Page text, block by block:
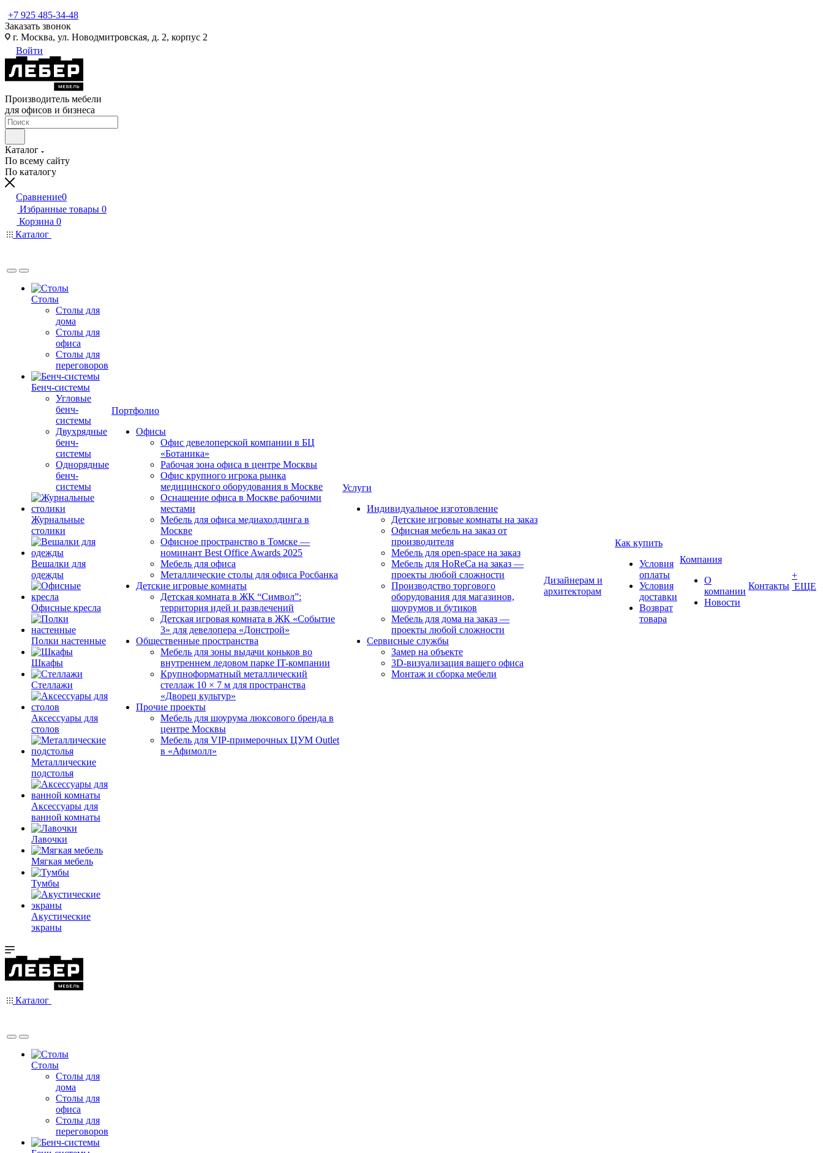
+7 925 485-34-48
Заказать звонок
г. Москва, ул. Новодмитровская, д. 2, корпус 2
Войти
Производитель мебели
для офисов и бизнеса
Каталог
По всему сайту
По каталогу
Сравнение0
Избранные товары 0
Корзина 0
Каталог
Столы
Столы для
дома
Столы для
офиса
Столы для
переговоров
Бенч-системы
Угловые
бенч-
системы
Двухрядные
бенч-
системы
Однорядные
бенч-
системы
Журнальные
столики
Вешалки для
одежды
Офисные кресла
Полки настенные
Шкафы
Стеллажи
Аксессуары для
столов
Металлические
подстолья
Аксессуары для
ванной комнаты
Лавочки
Мягкая мебель
Тумбы
Акустические
экраны
Портфолио
Офисы
Офис девелоперской компании в БЦ
«Ботаника»
Рабочая зона офиса в центре Москвы
Офис крупного игрока рынка
медицинского оборудования в Москве
Оснащение офиса в Москве рабочими
местами
Мебель для офиса медиахолдинга в
Москве
Офисное пространство в Томске —
номинант Best Office Awards 2025
Мебель для офиса
Металлические столы для офиса Росбанка
Детские игровые комнаты
Детская комната в ЖК “Символ”:
территория идей и развлечений
Детская игровая комната в ЖК «Событие
3» для девелопера «Донстрой»
Общественные пространства
Мебель для зоны выдачи коньков во
внутреннем ледовом парке IT-компании
Крупноформатный металлический
стеллаж 10 × 7 м для пространства
«Дворец культур»
Прочие проекты
Мебель для шоурума люксового бренда в
центре Москвы
Мебель для VIP-примерочных ЦУМ Outlet
в «Афимолл»
Услуги
Индивидуальное изготовление
Детские игровые комнаты на заказ
Офисная мебель на заказ от
производителя
Мебель для open-space на заказ
Мебель для HoReCa на заказ —
проекты любой сложности
Производство торгового
оборудования для магазинов,
шоурумов и бутиков
Мебель для дома на заказ —
проекты любой сложности
Сервисные службы
Замер на объекте
3D-визуализация вашего офиса
Монтаж и сборка мебели
Дизайнерам и
архитекторам
Как купить
Условия
оплаты
Условия
доставки
Возврат
товара
Компания
О
компании
Новости
Контакты
+
ЕЩЕ
Каталог
Столы
Столы для
дома
Столы для
офиса
Столы для
переговоров